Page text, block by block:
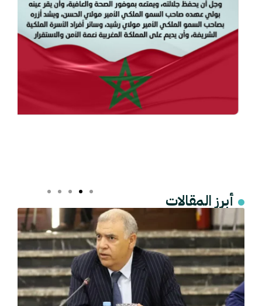
أبرز المقالات